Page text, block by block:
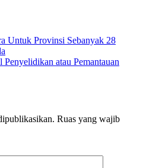
Untuk Provinsi Sebanyak 28
atau Pemantauan
Ruas yang wajib